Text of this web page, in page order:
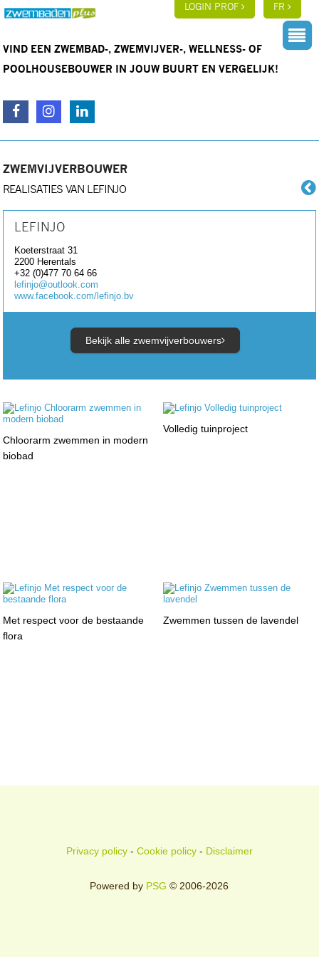
LOGIN PROF FR
VIND EEN ZWEMBAD-, ZWEMVIJVER-, WELLNESS- OF
POOLHOUSEBOUWER IN JOUW BUURT EN VERGELIJK!
ZWEMVIJVERBOUWER
REALISATIES VAN LEFINJO
LEFINJO
Koeterstraat 31
2200 Herentals
+32 (0)477 70 64 66
lefinjo@outlook.com
www.facebook.com/lefinjo.bv
Bekijk alle zwemvijverbouwers
Chloorarm zwemmen in modern
biobad
Volledig tuinproject
Met respect voor de bestaande
flora
Zwemmen tussen de lavendel
Privacy policy- Cookie policy- Disclaimer
Powered by PSG © 2006-2026